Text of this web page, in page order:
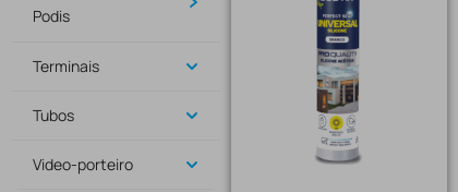
Podis
Terminais
Tubos
Video-porteiro